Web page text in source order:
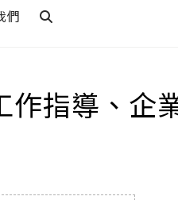
指導、企
們